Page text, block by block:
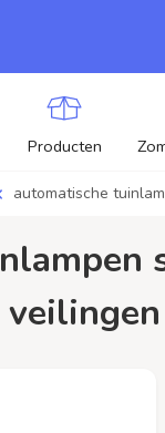
Producten
automatische